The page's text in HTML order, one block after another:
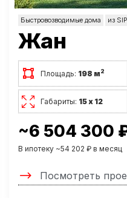
Быстровозводимые дома из
Жан
Площадь: 198 м2
Габариты: 15 х 12
~6 504 300
В ипотеку ~54 202 ₽ в месяц
Посмотреть